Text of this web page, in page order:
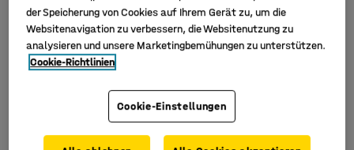
der Speicherung von Cookies auf Ihrem Gerät zu, um die
Websitenavigation zu verbessern, die Websitenutzung zu
analysieren und unsere Marketingbemühungen zu unterstützen.
Cookie-Richtlinien
Cookie-Einstellungen